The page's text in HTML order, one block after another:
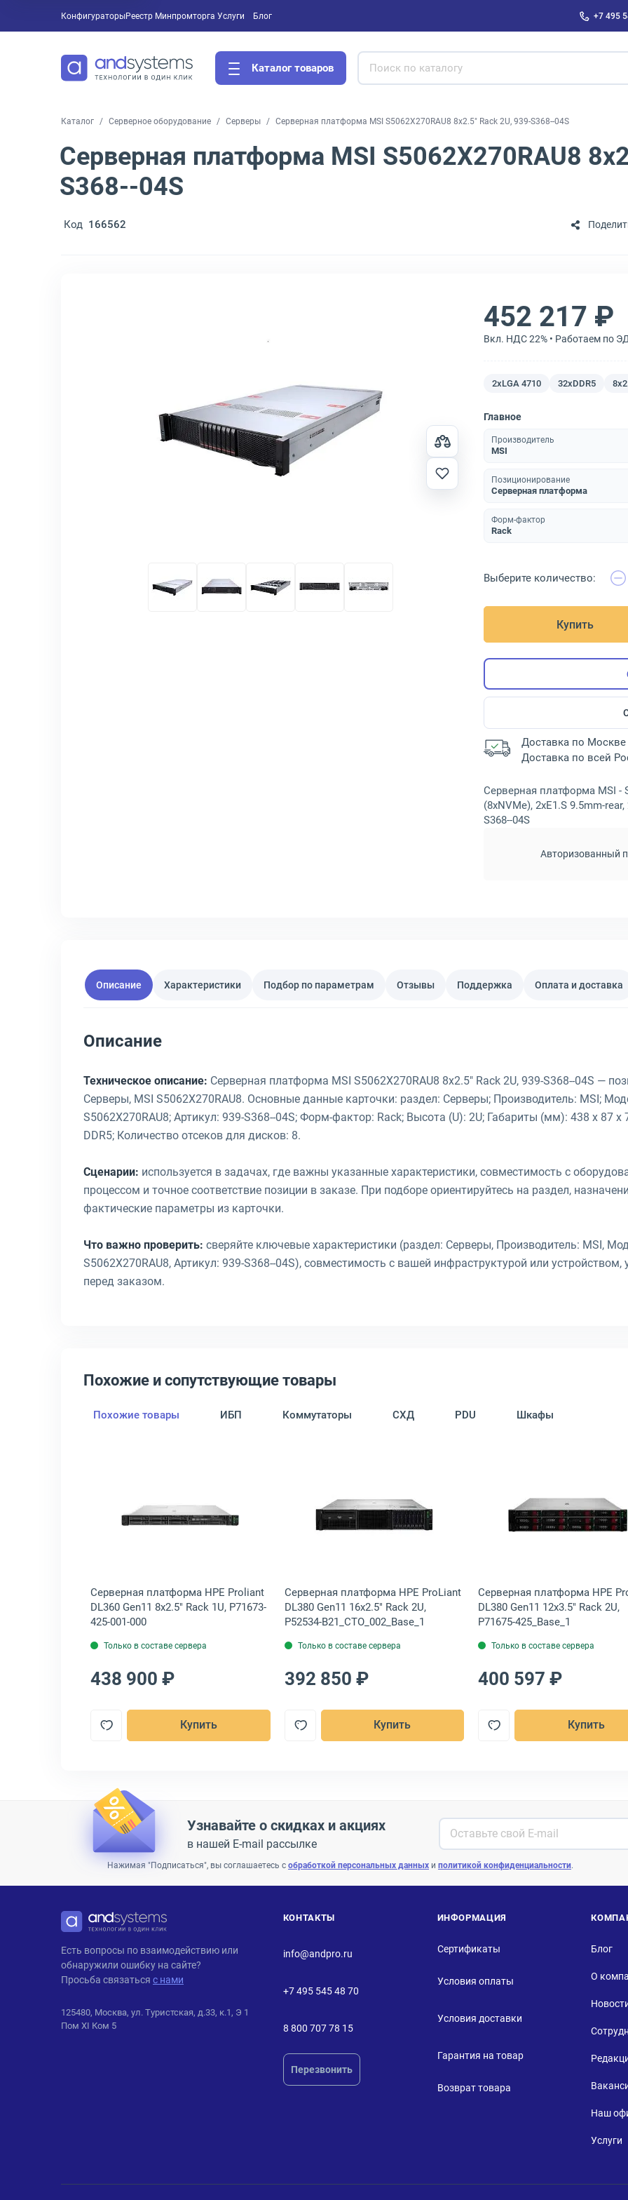
Конфигураторы Услуги
Реестр Минпромторга Блог +7 495
Каталог товаров
Каталог Серверное оборудование Серверы Серверная платформа MSI S5062X270RAU8 8x2.5" Rack 2U, 939-S368--04S
Серверная платформа MSI S5062X270RAU8
S368--04S
Код 166562
452 217 ₽
Вкл. НДС 22% • Работаем по
2xLGA 4710 32хDDR5
Главное
Производитель
MSI
Позиционирование
Серверная платформа
Форм-фактор
Rack
Выберите количество:
Купить
Доставка по Москве
Доставка по всей
Серверная платформа MSI -
(8xNVMe), 2xE1.S 9.5mm-
S368--04S
Авторизованный
Описание Характеристики Подбор по параметрам Отзывы Поддержка Оплата и доставка
Описание
Техническое описание: Серверная платформа MSI S5062X270RAU8 8x2.5" Rack 2U, 939-S368--04S —
Серверы, MSI S5062X270RAU8. Основные данные карточки: раздел: Серверы; Производитель: MSI;
S5062X270RAU8; Артикул: 939-S368--04S; Форм-фактор: Rack; Высота (U): 2U; Габариты (мм): 438 x 87 x
DDR5; Количество отсеков для дисков: 8.
Сценарии: используется в задачах, где важны указанные характеристики, совместимость с
процессом и точное соответствие позиции в заказе. При подборе ориентируйтесь на раздел,
фактические параметры из карточки.
Что важно проверить: сверяйте ключевые характеристики (раздел: Серверы, Производитель: MSI,
S5062X270RAU8, Артикул: 939-S368--04S), совместимость с вашей инфраструктурой или устройством,
перед заказом.
Похожие и сопутствующие товары
Похожие товары ИБП Коммутаторы СХД PDU Шкафы
R660xs 8x2.5" Rack 1U, 210-BFUZ-051-000
товар: Серверная платформа Asus RS700A-E12-RS12U 12x2.5" Rack 1U, 90SF02D1-M006Z0
Открыть товар: Серверная платформа HPE Proliant DL360 Gen11 8x2.5" Rack 1U, P71673-425-001-
Серверная платформа HPE Proliant
DL360 Gen11 8x2.5" Rack 1U, P71673-
425-001-000
Только в составе сервера
438 900 ₽
Купить
Открыть товар: Серверная платформа HPE ProLiant
Серверная платформа HPE ProLiant
DL380 Gen11 16x2.5" Rack 2U,
P52534-B21_CTO_002_Base_1
Только в составе сервера
392 850 ₽
Купить
Открыть
Серверная платформа HPE
DL380 Gen11 12x3.5" Rack 2U,
P71675-425_Base_1
Только в составе сервера
400 597 ₽
Купить
Узнавайте о скидках и акциях
в нашей E-mail рассылке
Нажимая "Подписаться", вы соглашаетесь с обработкой персональных данных и политикой конфиденциальности.
ANDPRO
Есть вопросы по взаимодействию или
обнаружили ошибку на сайте?
Просьба связаться с нами
125480, Москва, ул. Туристская, д.33, к.1, Э 1
Пом XI Ком 5
КОНТАКТЫ
info@andpro.ru
+7 495 545 48 70
8 800 707 78 15
Перезвонить
ИНФОРМАЦИЯ
Сертификаты
Условия оплаты
Условия доставки
Гарантия на товар
Возврат товара
Блог
О
Наш
Услуги